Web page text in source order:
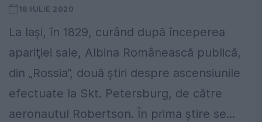
18 IULIE 2020
La Iaşi, în 1829, curând după începerea
apariţiei sale, Albina Românească publică,
din „Rossia”, două ştiri despre ascensiunile
efectuate la Skt. Petersburg, de către
aeronautul Robertson. În prima ştire se...